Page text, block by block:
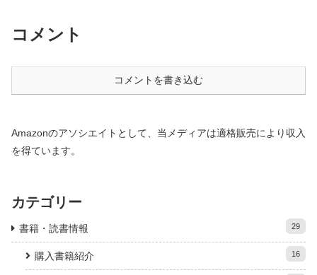
コメント
コメントを書き込む
Amazonのアソシエイトとして、当メディアは適格販売により収入
を得ています。
カテゴリー
書籍・読書情報 29
購入書籍紹介 16